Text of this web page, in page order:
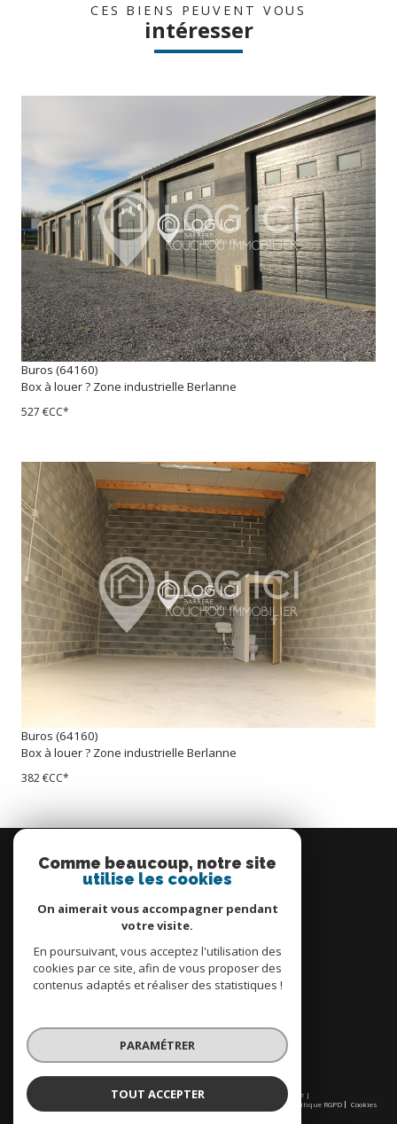
CES BIENS PEUVENT VOUS
intéresser
voir le bien
Buros (64160)
Box à louer ? Zone industrielle Berlanne
527 €CC*
voir le bien
Buros (64160)
Box à louer ? Zone industrielle Berlanne
382 €CC*
connecter
© 2026 | Tous droits réservés | Traduction powered by Google |
Nos honoraires
Politique RGPD Cookies
Comme beaucoup, notre site
utilise les cookies
On aimerait vous accompagner pendant
votre visite.
En poursuivant, vous acceptez l'utilisation des
cookies par ce site, afin de vous proposer des
contenus adaptés et réaliser des statistiques !
PARAMÉTRER
TOUT ACCEPTER